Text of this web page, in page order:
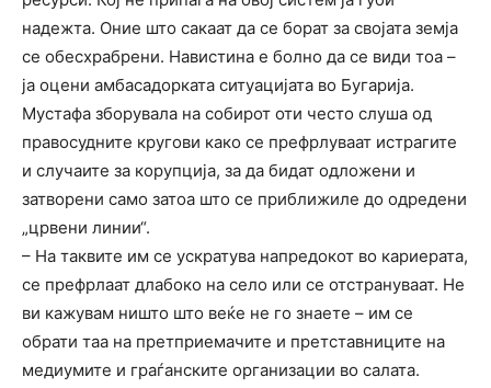
надежта. Оние што сакаат да се борат за својата земја
се обесхрабрени. Навистина е болно да се види тоа –
ја оцени амбасадорката ситуацијата во Бугарија.
Мустафа зборувала на собирот оти често слуша од
правосудните кругови како се префрлуваат истрагите
и случаите за корупција, за да бидат одложени и
затворени само затоа што се приближиле до одредени
„црвени линии“.
– На таквите им се ускратува напредокот во кариерата,
се префрлаат длабоко на село или се отстрануваат. Не
ви кажувам ништо што веќе не го знаете – им се
обрати таа на претприемачите и претставниците на
медиумите и граѓанските организации во салата.